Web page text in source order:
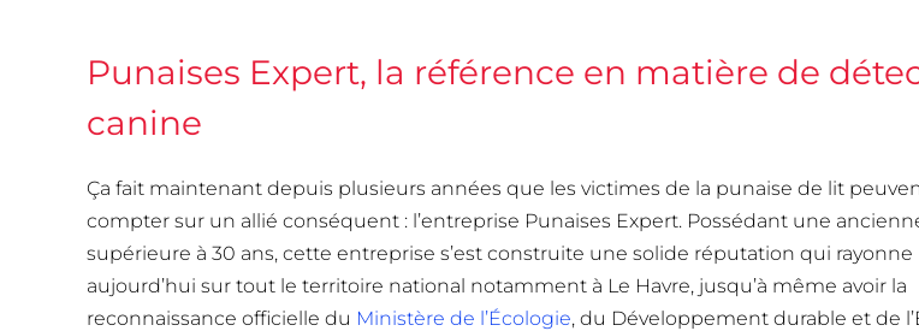
Punaises Expert, la référence en matière de
canine
Ça fait maintenant depuis plusieurs années que les victimes de la punaise de lit
compter sur un allié conséquent : l’entreprise Punaises Expert. Possédant une
supérieure à 30 ans, cette entreprise s’est construite une solide réputation qui rayonne
aujourd’hui sur tout le territoire national notamment à Le Havre, jusqu’à même avoir la
reconnaissance officielle du Ministère de l’Écologie, du Développement durable et de